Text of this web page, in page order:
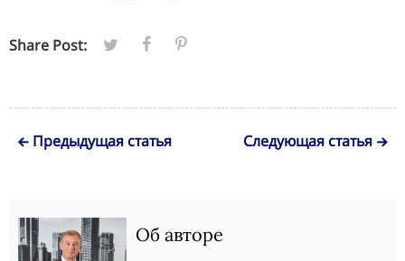
Share Post:
Предыдущая статья Следующая статья
Об авторе